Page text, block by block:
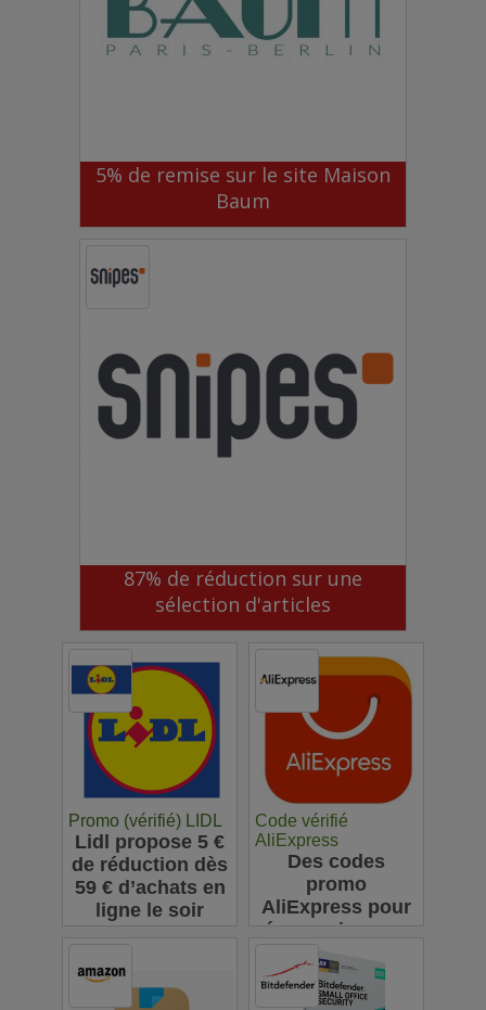
5% de remise sur le site Maison
Baum
87% de réduction sur une
sélection d'articles
Promo (vérifié) LIDL
Lidl propose 5 €
de réduction dès
59 € d’achats en
ligne le soir
Code vérifié
AliExpress
Des codes
promo
AliExpress pour
économiser sur
vos achats en
ligne : jusqu'à
63€